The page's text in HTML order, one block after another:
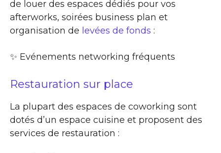
de louer des espaces dédiés pour vos
afterworks, soirées business plan et
organisation de levées de fonds :
✨​ Evénements networking fréquents
Restauration sur place
La plupart des espaces de coworking sont
dotés d’un espace cuisine et proposent des
services de restauration :